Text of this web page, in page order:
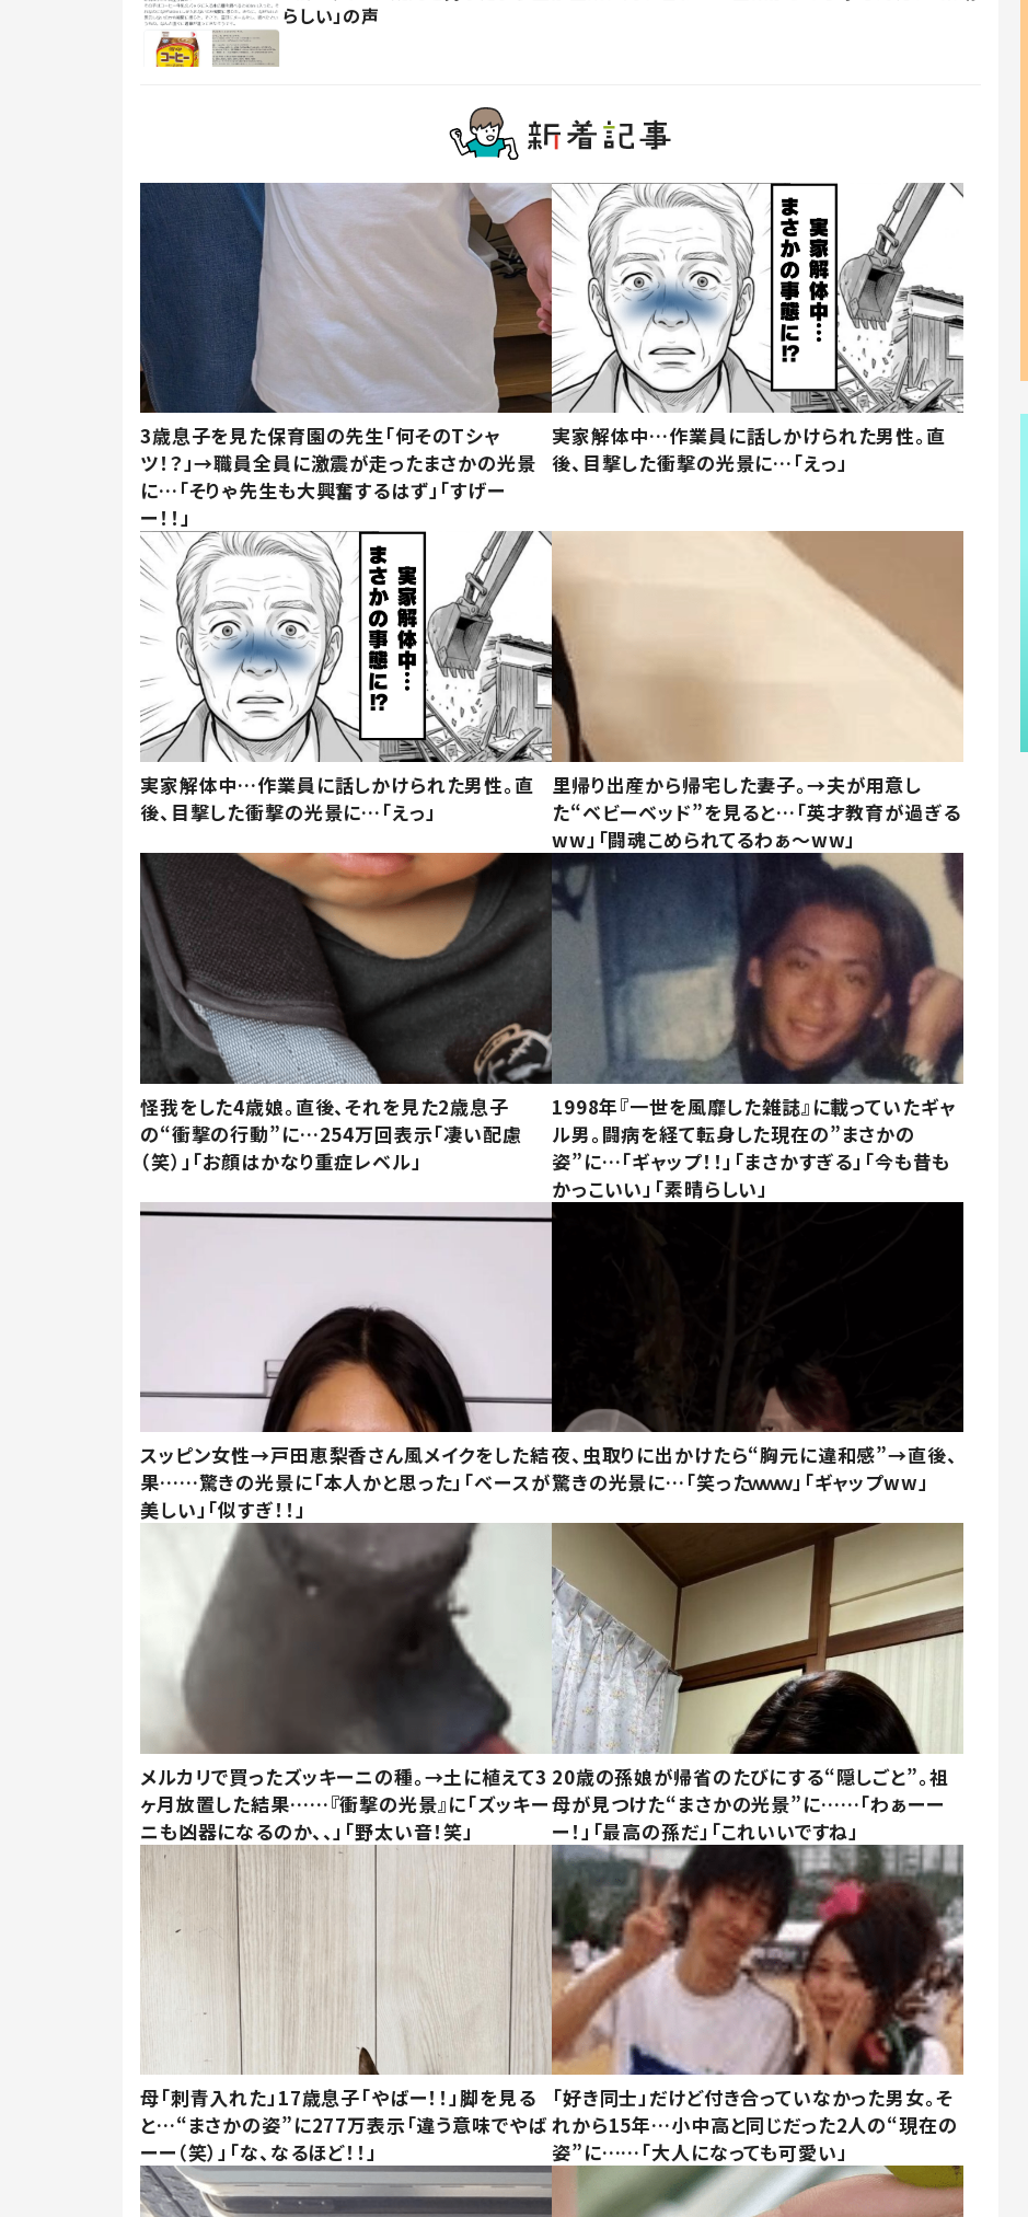
らしい」の声
3歳息子を見た保育園の先生「何そのTシャ
ツ！？」→職員全員に激震が走ったまさかの光景
に…「そりゃ先生も大興奮するはず」「すげー
ー！！」
実家解体中…作業員に話しかけられた男性。直
後、目撃した衝撃の光景に…「えっ」
実家解体中…作業員に話しかけられた男性。直
後、目撃した衝撃の光景に…「えっ」
里帰り出産から帰宅した妻子。→夫が用意し
た“ベビーベッド”を見ると…「英才教育が過ぎる
ww」「闘魂こめられてるわぁ～ww」
怪我をした4歳娘。直後、それを見た2歳息子
の“衝撃の行動”に…254万回表示「凄い配慮
（笑）」「お顔はかなり重症レベル」
1998年『一世を風靡した雑誌』に載っていたギャ
ル男。闘病を経て転身した現在の”まさかの
姿”に…「ギャップ！！」「まさかすぎる」「今も昔も
かっこいい」「素晴らしい」
スッピン女性→戸田恵梨香さん風メイクをした結
果……驚きの光景に「本人かと思った」「ベースが
美しい」「似すぎ！！」
夜、虫取りに出かけたら“胸元に違和感”→直後、
驚きの光景に…「笑ったｗｗｗ」「ギャップww」
メルカリで買ったズッキーニの種。→土に植えて3
ヶ月放置した結果……『衝撃の光景』に「ズッキー
ニも凶器になるのか、、」「野太い音！笑」
20歳の孫娘が帰省のたびにする“隠しごと”。祖
母が見つけた“まさかの光景”に……「わぁーー
ー！」「最高の孫だ」「これいいですね」
母「刺青入れた」17歳息子「やばー！！」脚を見る
と…“まさかの姿”に277万表示「違う意味でやば
ーー（笑）」「な、なるほど！！」
「好き同士」だけど付き合っていなかった男女。そ
れから15年…小中高と同じだった2人の“現在の
姿”に……「大人になっても可愛い」